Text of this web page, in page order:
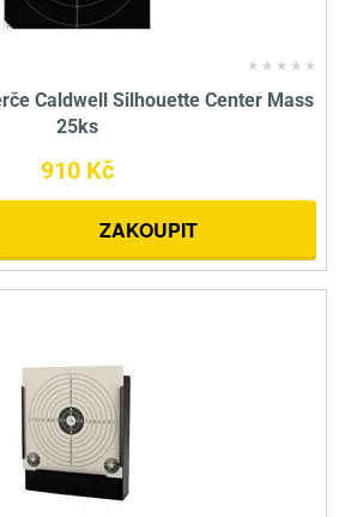
Caldwell Silhouette Center Mass
25ks
910 Kč
ZAKOUPIT